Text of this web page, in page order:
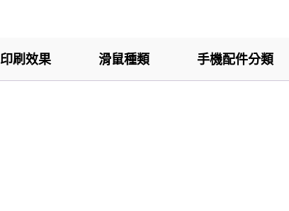
印刷效果 滑鼠種類 手機配件分類